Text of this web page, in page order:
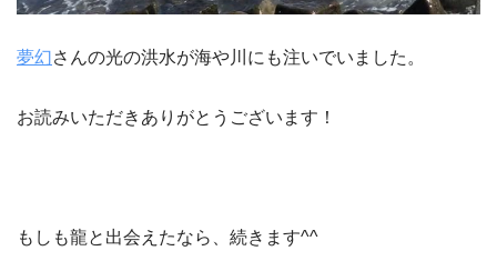
夢幻さんの光の洪水が海や川にも注いでいました。
お読みいただきありがとうございます！
もしも龍と出会えたなら、続きます^^